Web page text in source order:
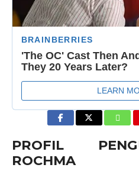
PROFIL
ROCHMA